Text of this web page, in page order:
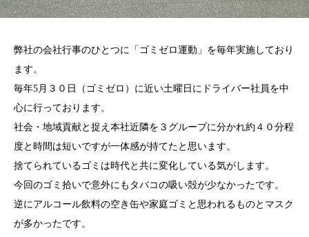
弊社の会社行事のひとつに「ゴミゼロ運動」を毎年実施しており
ます。
毎年5月３０日（ゴミゼロ）に近い土曜日にドライバー社員を中
心に行っております。
社会・地域貢献と捉え本社近隣を３グループに分かれ約４０分程
度と時間は短いですが一体感が持てたと思います。
捨てられているゴミは時代と共に変化している気がします。
今回のゴミ拾いで意外にもタバコの吸い殻が少なかったです。
逆にアルコール飲料の空き缶や家庭ゴミと思われるものとマスク
が多かったです。